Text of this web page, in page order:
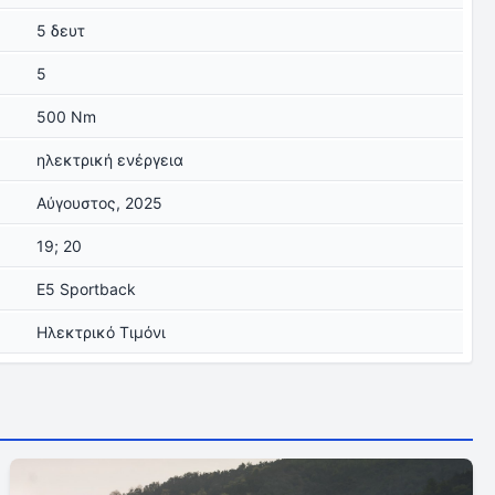
5 δευτ
5
500 Nm
ηλεκτρική ενέργεια
Αύγουστος, 2025
19; 20
E5 Sportback
Ηλεκτρικό Τιμόνι